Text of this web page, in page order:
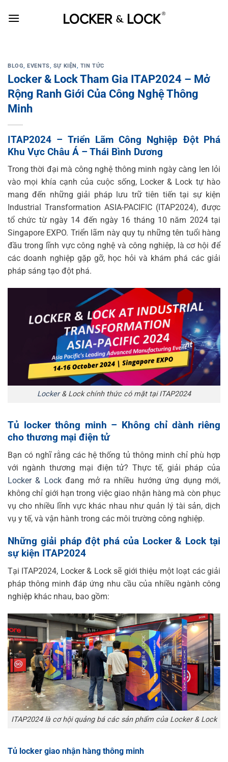
BLOG,EVENTS, SỰ KIỆN, TIN TỨC
Locker & Lock Tham Gia ITAP2024 – Mở
Rộng Ranh Giới Của Công Nghệ Thông
Minh
ITAP2024 – Triển Lãm Công Nghiệp Đột Phá
Khu Vực Châu Á – Thái Bình Dương
Trong thời đại mà công nghệ thông minh ngày càng len lỏi
vào mọi khía cạnh của cuộc sống, Locker & Lock tự hào
mang đến những giải pháp lưu trữ tiên tiến tại sự kiện
Industrial Transformation ASIA-PACIFIC (ITAP2024), được
tổ chức từ ngày 14 đến ngày 16 tháng 10 năm 2024 tại
Singapore EXPO. Triển lãm này quy tụ những tên tuổi hàng
đầu trong lĩnh vực công nghệ và công nghiệp, là cơ hội để
các doanh nghiệp gặp gỡ, học hỏi và khám phá các giải
pháp sáng tạo đột phá.
Locker& Lock chính thức có mặt tại ITAP2024
Tủ locker thông minh – Không chỉ dành riêng
cho thương mại điện tử
Bạn có nghĩ rằng các hệ thống tủ thông minh chỉ phù hợp
với ngành thương mại điện tử? Thực tế, giải pháp của
Locker & Lockđang mở ra nhiều hướng ứng dụng mới,
không chỉ giới hạn trong việc giao nhận hàng mà còn phục
vụ cho nhiều lĩnh vực khác nhau như quản lý tài sản, dịch
vụ y tế, và vận hành trong các môi trường công nghiệp.
Những giải pháp đột phá của Locker & Lock tại
sự kiện ITAP2024
Tại ITAP2024, Locker & Lock sẽ giới thiệu một loạt các giải
pháp thông minh đáp ứng nhu cầu của nhiều ngành công
nghiệp khác nhau, bao gồm:
ITAP2024 là cơ hội quảng bá các sản phẩm của Locker & Lock
Tủ locker giao nhận hàng thông minh